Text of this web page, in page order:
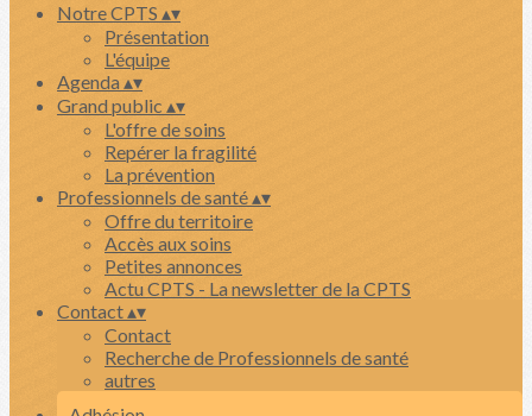
Notre CPTS ▴▾
Présentation
L'équipe
Agenda▴▾
Grand public ▴▾
L'offre de soins
Repérer la fragilité
La prévention
Professionnels de santé▴▾
Offre du territoire
Accès aux soins
Petites annonces
Actu CPTS - La newsletter de la CPTS
Contact▴▾
Contact
Recherche de Professionnels de santé
autres